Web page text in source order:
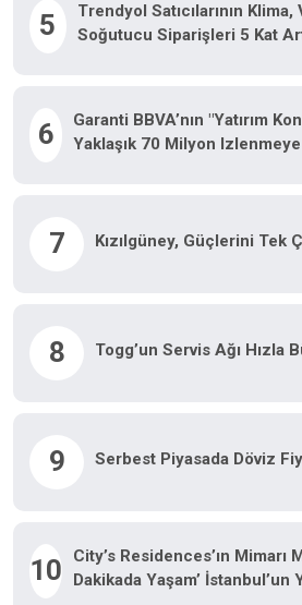
5
Trendyol Satıcılarının
Soğutucu Siparişleri 5 Kat
6
Garanti BBVA’nın "Yatırım
Yaklaşık 70 Milyon Izlenmeye
7 Kızılgüney, Güçlerini Tek
8 Togg’un Servis Ağı Hızla
9 Serbest Piyasada Döviz
10
City’s Residences’ın Mimarı
Dakikada Yaşam’